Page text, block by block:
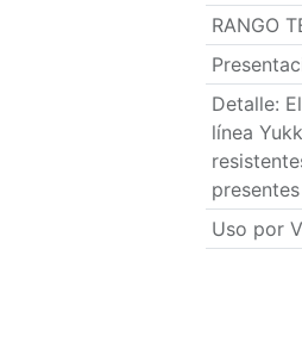
RANGO
Detalle:
línea
Uso por